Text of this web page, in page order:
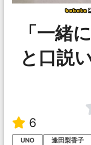
「一緒
と口説
6
UNO
逢田梨香子